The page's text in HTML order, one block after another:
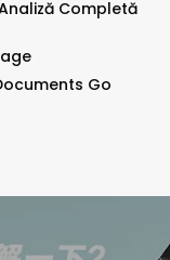
Completă
Go